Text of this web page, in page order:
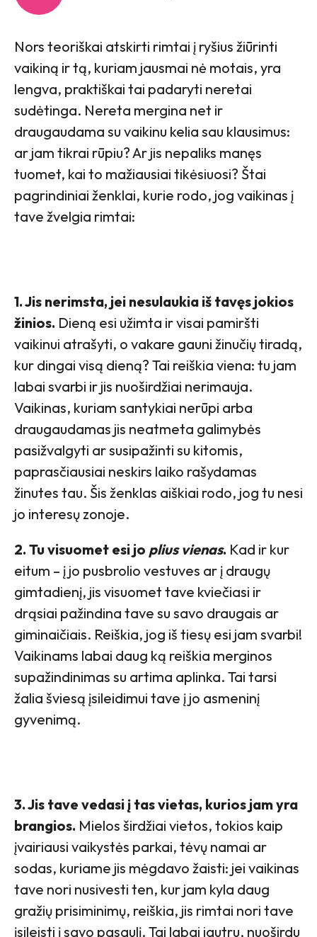
Nors teoriškai atskirti rimtai į ryšius žiūrinti
vaikiną ir tą, kuriam jausmai nė motais, yra
lengva, praktiškai tai padaryti neretai
sudėtinga. Nereta mergina net ir
draugaudama su vaikinu kelia sau klausimus:
ar jam tikrai rūpiu? Ar jis nepaliks manęs
tuomet, kai to mažiausiai tikėsiuosi? Štai
pagrindiniai ženklai, kurie rodo, jog vaikinas į
tave žvelgia rimtai:
1. Jis nerimsta, jei nesulaukia iš tavęs jokios
žinios. Dieną esi užimta ir visai pamiršti
vaikinui atrašyti, o vakare gauni žinučių tiradą,
kur dingai visą dieną? Tai reiškia viena: tu jam
labai svarbi ir jis nuoširdžiai nerimauja.
Vaikinas, kuriam santykiai nerūpi arba
draugaudamas jis neatmeta galimybės
pasižvalgyti ar susipažinti su kitomis,
paprasčiausiai neskirs laiko rašydamas
žinutes tau. Šis ženklas aiškiai rodo, jog tu nesi
jo interesų zonoje.
2. Tu visuomet esi jo plius vienas. Kad ir kur
eitum – į jo pusbrolio vestuves ar į draugų
gimtadienį, jis visuomet tave kviečiasi ir
drąsiai pažindina tave su savo draugais ar
giminaičiais. Reiškia, jog iš tiesų esi jam svarbi!
Vaikinams labai daug ką reiškia merginos
supažindinimas su artima aplinka. Tai tarsi
žalia šviesą įsileidimui tave į jo asmeninį
gyvenimą.
3. Jis tave vedasi į tas vietas, kurios jam yra
brangios. Mielos širdžiai vietos, tokios kaip
įvairiausi vaikystės parkai, tėvų namai ar
sodas, kuriame jis mėgdavo žaisti: jei vaikinas
tave nori nusivesti ten, kur jam kyla daug
gražių prisiminimų, reiškia, jis rimtai nori tave
įsileisti į savo pasaulį. Tai labai jautru, nuoširdu